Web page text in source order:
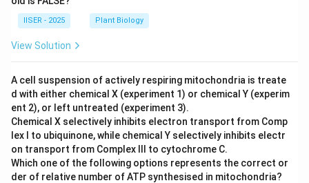
IISER - 2025 Plant Biology
View Solution
A cell suspension of actively respiring mitochondria is treate
d with either chemical X (experiment 1) or chemical Y (experim
ent 2), or left untreated (experiment 3).
Chemical X selectively inhibits electron transport from Comp
lex I to ubiquinone, while chemical Y selectively inhibits electr
on transport from Complex III to cytochrome C.
Which one of the following options represents the correct or
der of relative number of ATP synthesised in mitochondria?